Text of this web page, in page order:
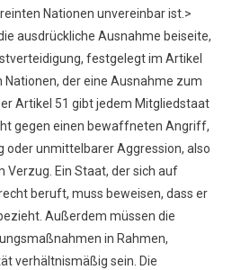
Nationen unvereinbar ist.>
ausdrückliche Ausnahme beiseite,
festgelegt im Artikel
Nationen, der eine Ausnahme zum
Artikel 51 gibt jedem Mitgliedstaat
gegen einen bewaffneten Angriff,
oder unmittelbarer Aggression, also
Verzug. Ein Staat, der sich auf
beruft, muss beweisen, dass er
Außerdem müssen die
in Rahmen,
verhältnismäßig sein. Die